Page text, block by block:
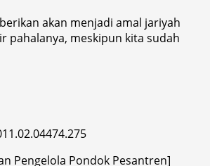
akan menjadi amal jariyah
pahalanya, meskipun kita sudah
Pengelola Pondok Pesantren]